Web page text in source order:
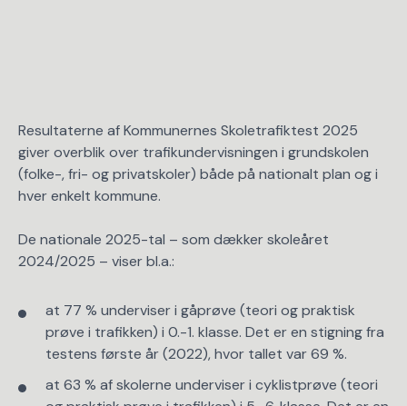
Resultaterne af Kommunernes Skoletrafiktest 2025
giver overblik over trafikundervisningen i grundskolen
(folke-, fri- og privatskoler) både på nationalt plan og i
hver enkelt kommune.
De nationale 2025-tal – som dækker skoleåret
2024/2025 – viser bl.a.:
at 77 % underviser i gåprøve (teori og praktisk
prøve i trafikken) i 0.-1. klasse. Det er en stigning fra
testens første år (2022), hvor tallet var 69 %.
at 63 % af skolerne underviser i cyklistprøve (teori